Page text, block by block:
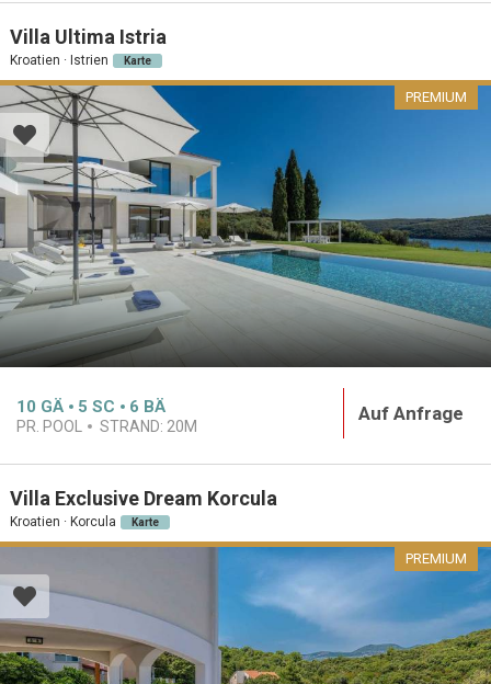
Villa Ultima Istria
Kroatien · Istrien Karte
PREMIUM
10 GÄ 5 SC 6 BÄ
PR. POOL STRAND: 20M
Auf Anfrage
Villa Exclusive Dream Korcula
Kroatien · Korcula Karte
PREMIUM